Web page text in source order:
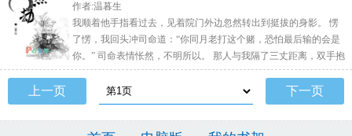
多p情节，有ntr。攻守攻德(重点！！！）感情上始终1v1设定女A
没有阴囊，有b，所以会有受一边骑一边扣
作者:温暮生
我顺着他手指看过去，见着院门外边忽然转出到挺拔的身影。 愣
了愣，我回头冲司命道：“你同月老打这个赌，恐怕最后输的会是
你。” 司命表情怅然，不明所以。 那人与我隔了三丈距离，双手抱
拳，微笑..
上一页 下一页